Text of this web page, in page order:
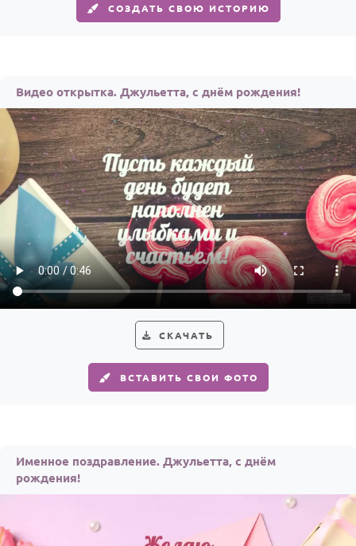
СОЗДАТЬ СВОЮ ИСТОРИЮ
Видео открытка. Джульетта, с днём рождения!
СКАЧАТЬ
ВСТАВИТЬ СВОИ ФОТО
Именное поздравление. Джульетта, с днём
рождения!